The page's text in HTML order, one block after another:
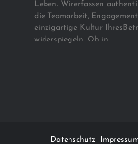
Leben. Wirerfassen
die Teamarbeit,
einzigartige Kultur
widerspiegeln. Ob in
Datenschutz Impressum